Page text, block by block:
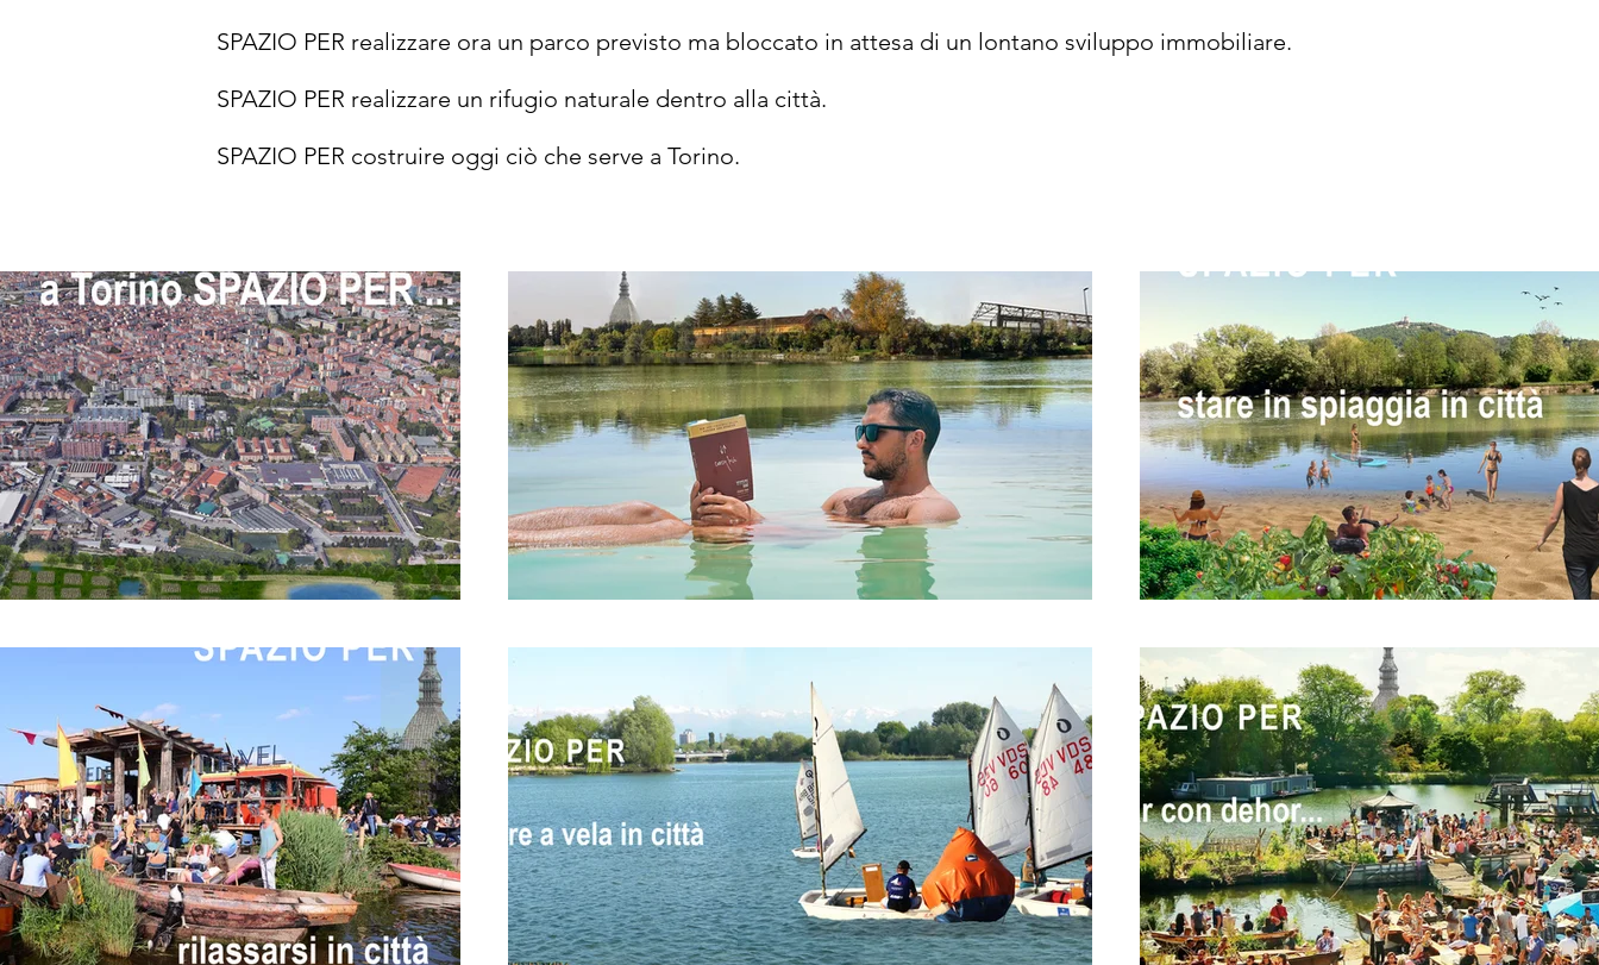
SPAZIO PER realizzare ora un parco previsto ma bloccato in attesa di un lontano sviluppo immobiliare.
SPAZIO PER realizzare un rifugio naturale dentro alla città.
SPAZIO PER costruire oggi ciò che serve a Torino.